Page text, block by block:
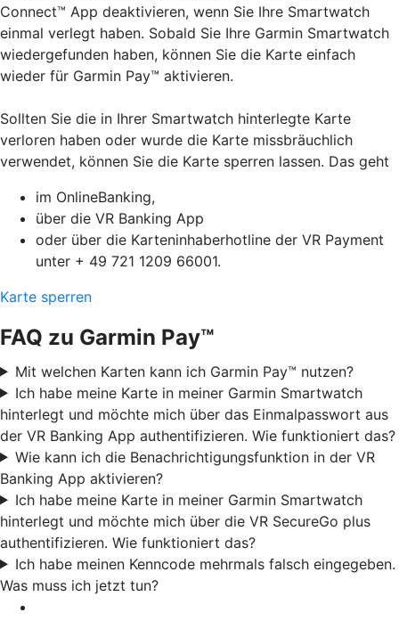
Connect™ App deaktivieren, wenn Sie Ihre Smartwatch
einmal verlegt haben. Sobald Sie Ihre Garmin Smartwatch
wiedergefunden haben, können Sie die Karte einfach
wieder für Garmin Pay™ aktivieren.
Sollten Sie die in Ihrer Smartwatch hinterlegte Karte
verloren haben oder wurde die Karte missbräuchlich
verwendet, können Sie die Karte sperren lassen. Das geht
im OnlineBanking,
über die VR Banking App
oder über die Karteninhaberhotline der VR Payment
unter + 49 721 1209 66001.
Karte sperren
FAQ zu Garmin Pay™
Mit welchen Karten kann ich Garmin Pay™ nutzen?
Ich habe meine Karte in meiner Garmin Smartwatch
hinterlegt und möchte mich über das Einmalpasswort aus
der VR Banking App authentifizieren. Wie funktioniert das?
Wie kann ich die Benachrichtigungsfunktion in der VR
Banking App aktivieren?
Ich habe meine Karte in meiner Garmin Smartwatch
hinterlegt und möchte mich über die VR SecureGo plus
authentifizieren. Wie funktioniert das?
Ich habe meinen Kenncode mehrmals falsch eingegeben.
Was muss ich jetzt tun?